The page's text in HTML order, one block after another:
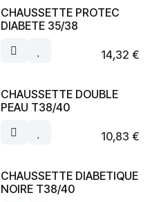
CHAUSSETTE PROTEC
DIABETE 35/38
14,32 €
CHAUSSETTE DOUBLE
PEAU T38/40
10,83 €
CHAUSSETTE DIABETIQUE
NOIRE T38/40